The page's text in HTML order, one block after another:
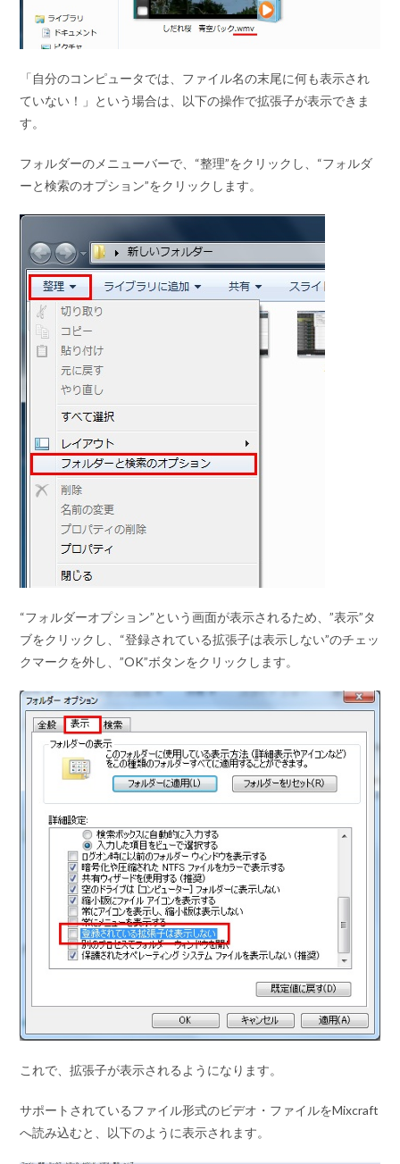
「自分のコンピュータでは、ファイル名の末尾に何も表示され
ていない！」という場合は、以下の操作で拡張子が表示できま
す。
フォルダーのメニューバーで、 “整理”をクリックし、 “フォルダ
ーと検索のオプション”をクリックします。
“フォルダーオプション”という画面が表示されるため、”表示”タ
ブをクリックし、 “登録されている拡張子は表示しない”のチェッ
クマークを外し、”OK”ボタンをクリックします。
これで、拡張子が表示されるようになります。
サポートされているファイル形式のビデオ・ファイルをMixcraft
へ読み込むと、以下のように表示されます。